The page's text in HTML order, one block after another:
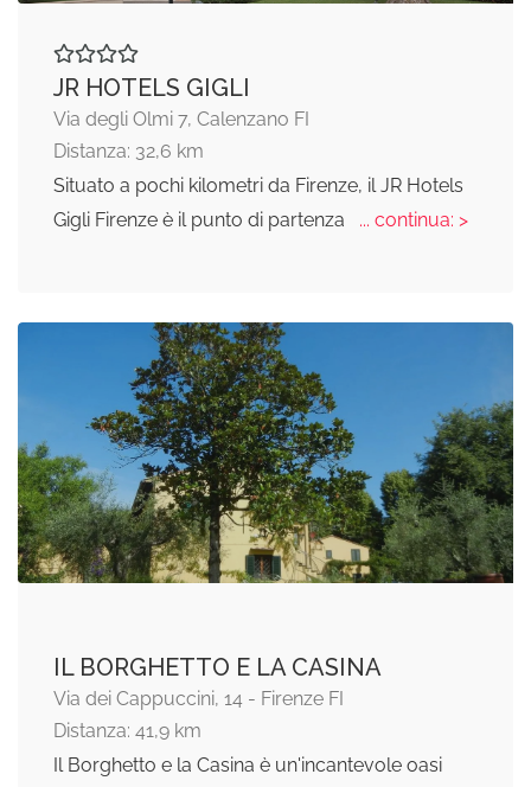
JR HOTELS GIGLI
Via degli Olmi 7, Calenzano FI
Distanza: 32,6 km
Situato a pochi kilometri da Firenze, il JR Hotels
Gigli Firenze è il punto di partenza
... continua: >
IL BORGHETTO E LA CASINA
Via dei Cappuccini, 14 - Firenze FI
Distanza: 41,9 km
Il Borghetto e la Casina è un'incantevole oasi